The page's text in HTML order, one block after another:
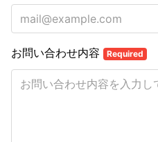
お問い合わせ内容 Required